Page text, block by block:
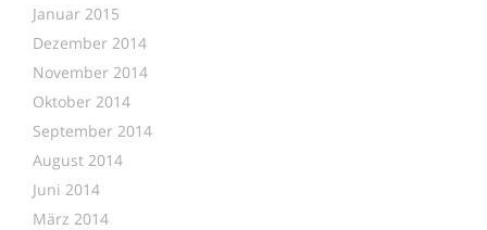
Januar 2015
Dezember 2014
November 2014
Oktober 2014
September 2014
August 2014
Juni 2014
März 2014